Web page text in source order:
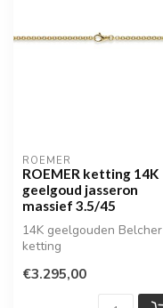
ROEMER
ROEMER ketting 14K
geelgoud jasseron
massief 3.5/45
14K geelgouden Belcher
ketting
€3.295,00